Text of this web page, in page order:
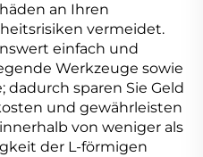
an Ihren
vermeidet.
einfach und
Werkzeuge sowie
sparen Sie Geld
und gewährleisten
von weniger als
der L-förmigen